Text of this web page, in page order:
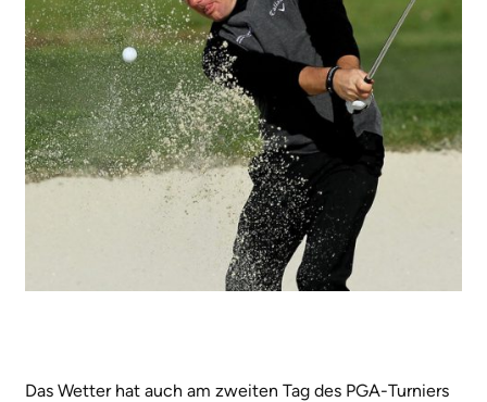
Das Wetter hat auch am zweiten Tag des PGA-Turniers